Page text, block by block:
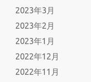
2023年3月
2023年2月
2023年1月
2022年12月
2022年11月